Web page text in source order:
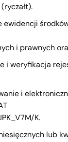
ewidencji
i prawnych
i weryfikacja
i
K.
lub